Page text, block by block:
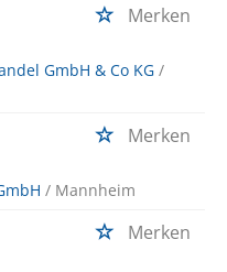
Merken
GmbH & Co KG /
Merken
/ Mannheim
Merken